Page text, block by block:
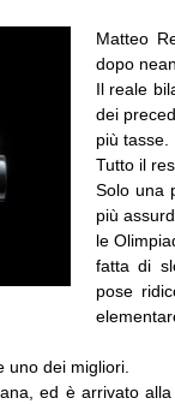
Matteo
dopo
Il reale
dei
più tasse.
Tutto il
Solo una
più
le
fatta di
pose
uno dei migliori.
ed è arrivato